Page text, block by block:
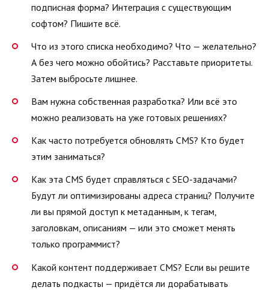
подписная форма? Интеграция с существующим
софтом? Пишите всё.
Что из этого списка необходимо? Что — желательно?
А без чего можно обойтись? Расставьте приоритеты.
Затем выбросьте лишнее.
Вам нужна собственная разработка? Или всё это
можно реализовать на уже готовых решениях?
Как часто потребуется обновлять CMS? Кто будет
этим заниматься?
Как эта CMS будет справляться с SEO-задачами?
Будут ли оптимизированы адреса страниц? Получите
ли вы прямой доступ к метаданным, к тегам,
заголовкам, описаниям — или это сможет менять
только программист?
Какой контент поддерживает CMS? Если вы решите
делать подкасты — придётся ли дорабатывать